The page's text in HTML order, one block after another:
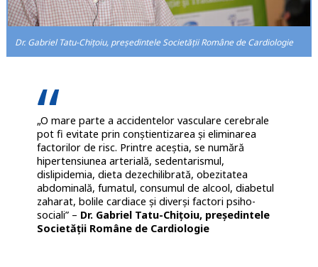
Dr. Gabriel Tatu-Chițoiu, președintele Societății Române de Cardiologie
„O mare parte a accidentelor vasculare cerebrale
pot fi evitate prin conștientizarea și eliminarea
factorilor de risc. Printre aceștia, se numără
hipertensiunea arterială, sedentarismul,
dislipidemia, dieta dezechilibrată, obezitatea
abdominală, fumatul, consumul de alcool, diabetul
zaharat, bolile cardiace și diverși factori psiho-
sociali” – Dr. Gabriel Tatu-Chițoiu, președintele
Societății Române de Cardiologie